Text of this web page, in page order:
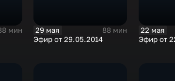
мин
29 мая
88 мин
Эфир от 29.05.2014
22 мая
Эфир от